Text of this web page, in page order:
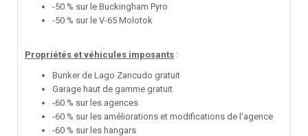
-50 % sur le Buckingham Pyro
-50 % sur le V-65 Molotok
Propriétés et véhicules imposants :
Bunker de Lago Zancudo gratuit
Garage haut de gamme gratuit
-60 % sur les agences
-60 % sur les améliorations et modifications de l'agence
-60 % sur les hangars